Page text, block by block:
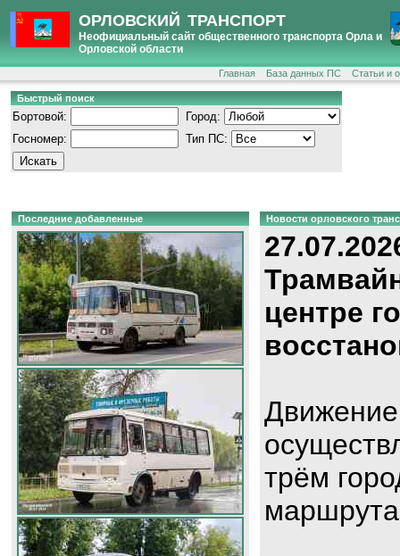
ОРЛОВСКИЙ ТРАНСПОРТ
Неофициальный сайт общественного транспорта Орла и
Орловской области
Главная База данных ПС Статьи и
Быстрый поиск
Бортовой:
Город:
Госномер:
Тип ПС:
Последние добавленные Новости орловского
центре
Движение
трём